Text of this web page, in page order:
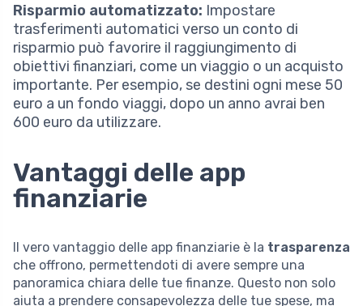
Risparmio automatizzato: Impostare
trasferimenti automatici verso un conto di
risparmio può favorire il raggiungimento di
obiettivi finanziari, come un viaggio o un acquisto
importante. Per esempio, se destini ogni mese 50
euro a un fondo viaggi, dopo un anno avrai ben
600 euro da utilizzare.
Vantaggi delle app
finanziarie
Il vero vantaggio delle app finanziarie è la trasparenza
che offrono, permettendoti di avere sempre una
panoramica chiara delle tue finanze. Questo non solo
aiuta a prendere consapevolezza delle tue spese, ma